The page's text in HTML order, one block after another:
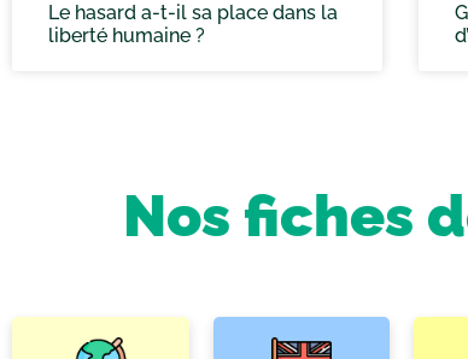
Le hasard a-t-il sa place dans la
liberté humaine ?
Nos fiches